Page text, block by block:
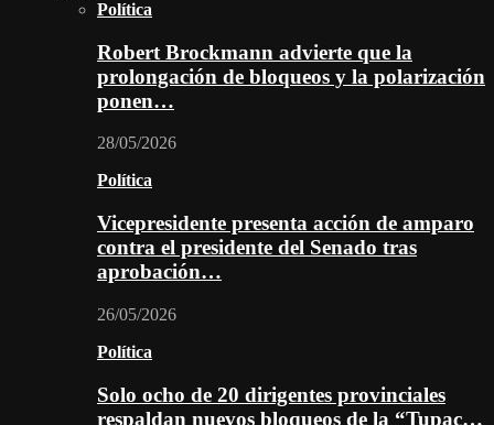
Política
Robert Brockmann advierte que la
prolongación de bloqueos y la polarización
ponen…
28/05/2026
Política
Vicepresidente presenta acción de amparo
contra el presidente del Senado tras
aprobación…
26/05/2026
Política
Solo ocho de 20 dirigentes provinciales
respaldan nuevos bloqueos de la “Tupac…